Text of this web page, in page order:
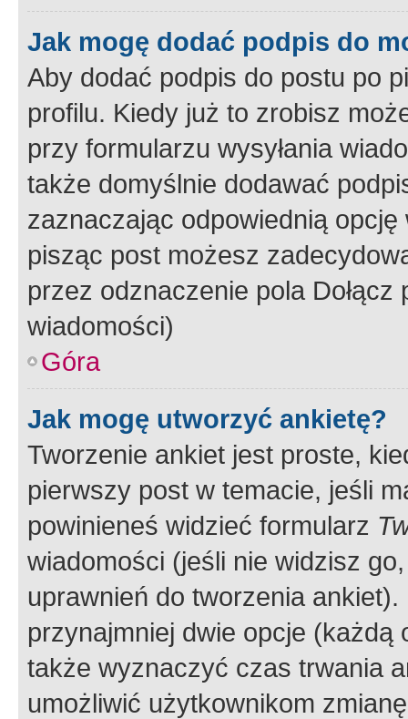
Jak mogę dodać podpis do
Aby dodać podpis do postu po
profilu. Kiedy już to zrobisz
przy formularzu wysyłania
także domyślnie dodawać
zaznaczając odpowiednią
pisząc post możesz
przez odznaczenie pola
wiadomości)
Góra
Jak mogę utworzyć ankietę?
Tworzenie ankiet jest proste,
pierwszy post w temacie, jeśli
powinieneś widzieć formularz
wiadomości (jeśli nie widzisz
uprawnień do tworzenia
przynajmniej dwie opcje
także wyznaczyć czas trwania
umożliwić użytkownikom